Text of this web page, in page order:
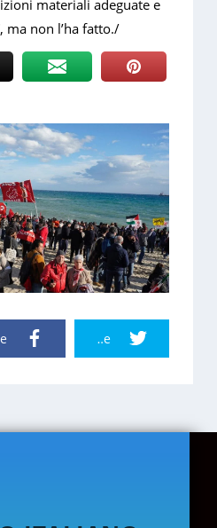
materiali adeguate e
ma non l’ha fatto./
Twitter Share